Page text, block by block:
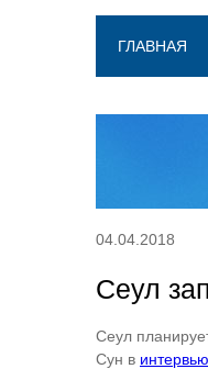
ГЛАВНАЯ
04.04.2018
Сеул
Сеул
Сун в интервью